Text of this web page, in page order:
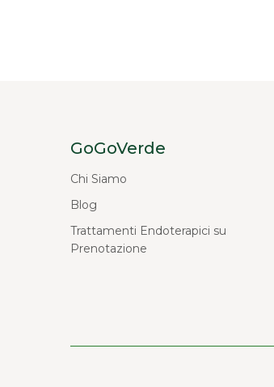
GoGoVerde
Chi Siamo
Blog
Trattamenti Endoterapici su
Prenotazione